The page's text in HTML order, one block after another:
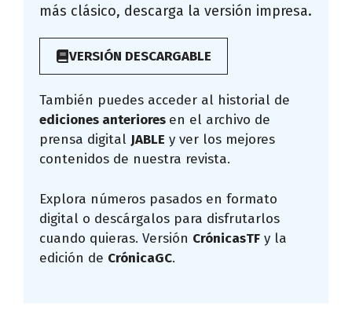
más clásico, descarga la versión impresa.
VERSIÓN DESCARGABLE
También puedes acceder al historial de
ediciones anteriores en el archivo de
prensa digital JABLE y ver los mejores
contenidos de nuestra revista.
Explora números pasados en formato
digital o descárgalos para disfrutarlos
cuando quieras. Versión CrónicasTF y la
edición de CrónicaGC.